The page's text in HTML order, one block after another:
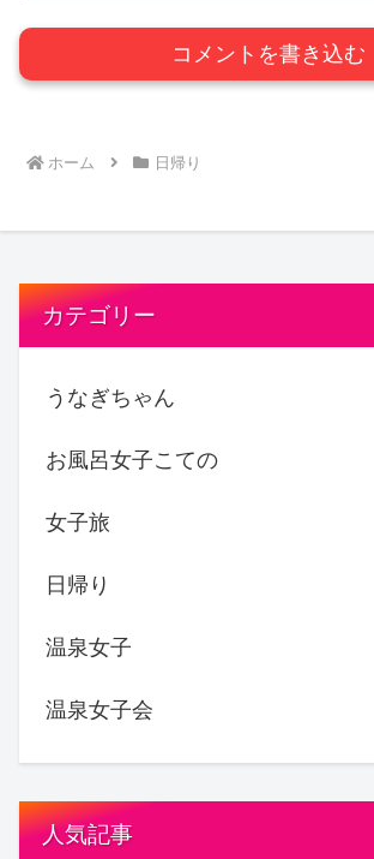
コメントを書き込む
ホーム 日帰り
カテゴリー
うなぎちゃん
お風呂女子こての
女子旅
日帰り
温泉女子
温泉女子会
人気記事